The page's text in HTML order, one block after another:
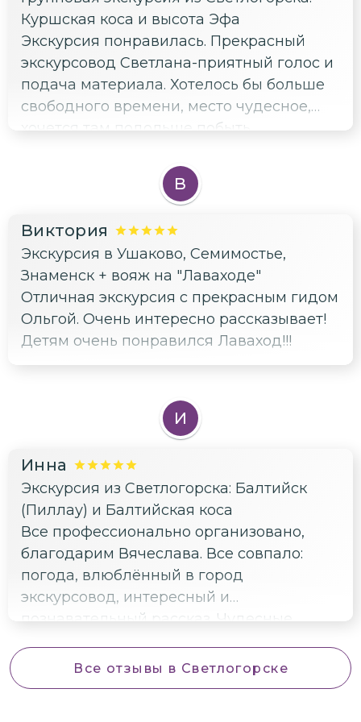
Если сомневаетесь надо оно вам или нет,
берите, не пожалеете. А если уже были,
то конечно лучше ехать самому и на
целый день
Куршская коса и высота Эфа
Экскурсия понравилась. Прекрасный
экскурсовод Светлана-приятный голос и
подача материала. Хотелось бы больше
свободного времени, место чудесное,
хочется там подольше побыть.
В
Виктория
Экскурсия в Ушаково, Семимостье,
Знаменск + вояж на "Лаваходе"
Отличная экскурсия с прекрасным гидом
Ольгой. Очень интересно рассказывает!
Детям очень понравился Лаваход!!!
И
Инна
Экскурсия из Светлогорска: Балтийск
(Пиллау) и Балтийская коса
Все профессионально организовано,
благодарим Вячеслава. Все совпало:
погода, влюблённый в город
экскурсовод, интересный и
познавательный рассказ. Чудесные
Все отзывы в Светлогорске